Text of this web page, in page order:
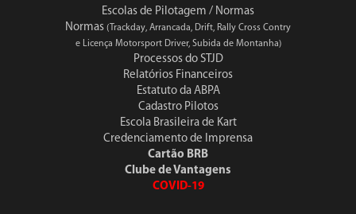
Escolas de Pilotagem / Normas
Normas (Trackday, Arrancada, Drift, Rally Cross Contry
e Licença Motorsport Driver, Subida de Montanha)
Processos do STJD
Relatórios Financeiros
Estatuto da ABPA
Cadastro Pilotos
Escola Brasileira de Kart
Credenciamento de Imprensa
Cartão BRB
Clube de Vantagens
COVID-19